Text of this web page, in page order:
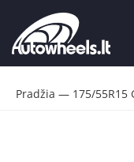
Pradžia — 175/55R15